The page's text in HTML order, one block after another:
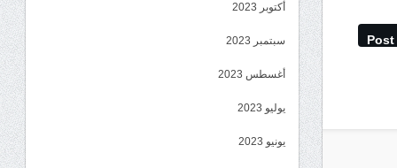
Post
أكتوبر 2023
سبتمبر 2023
أغسطس 2023
يوليو 2023
يونيو 2023